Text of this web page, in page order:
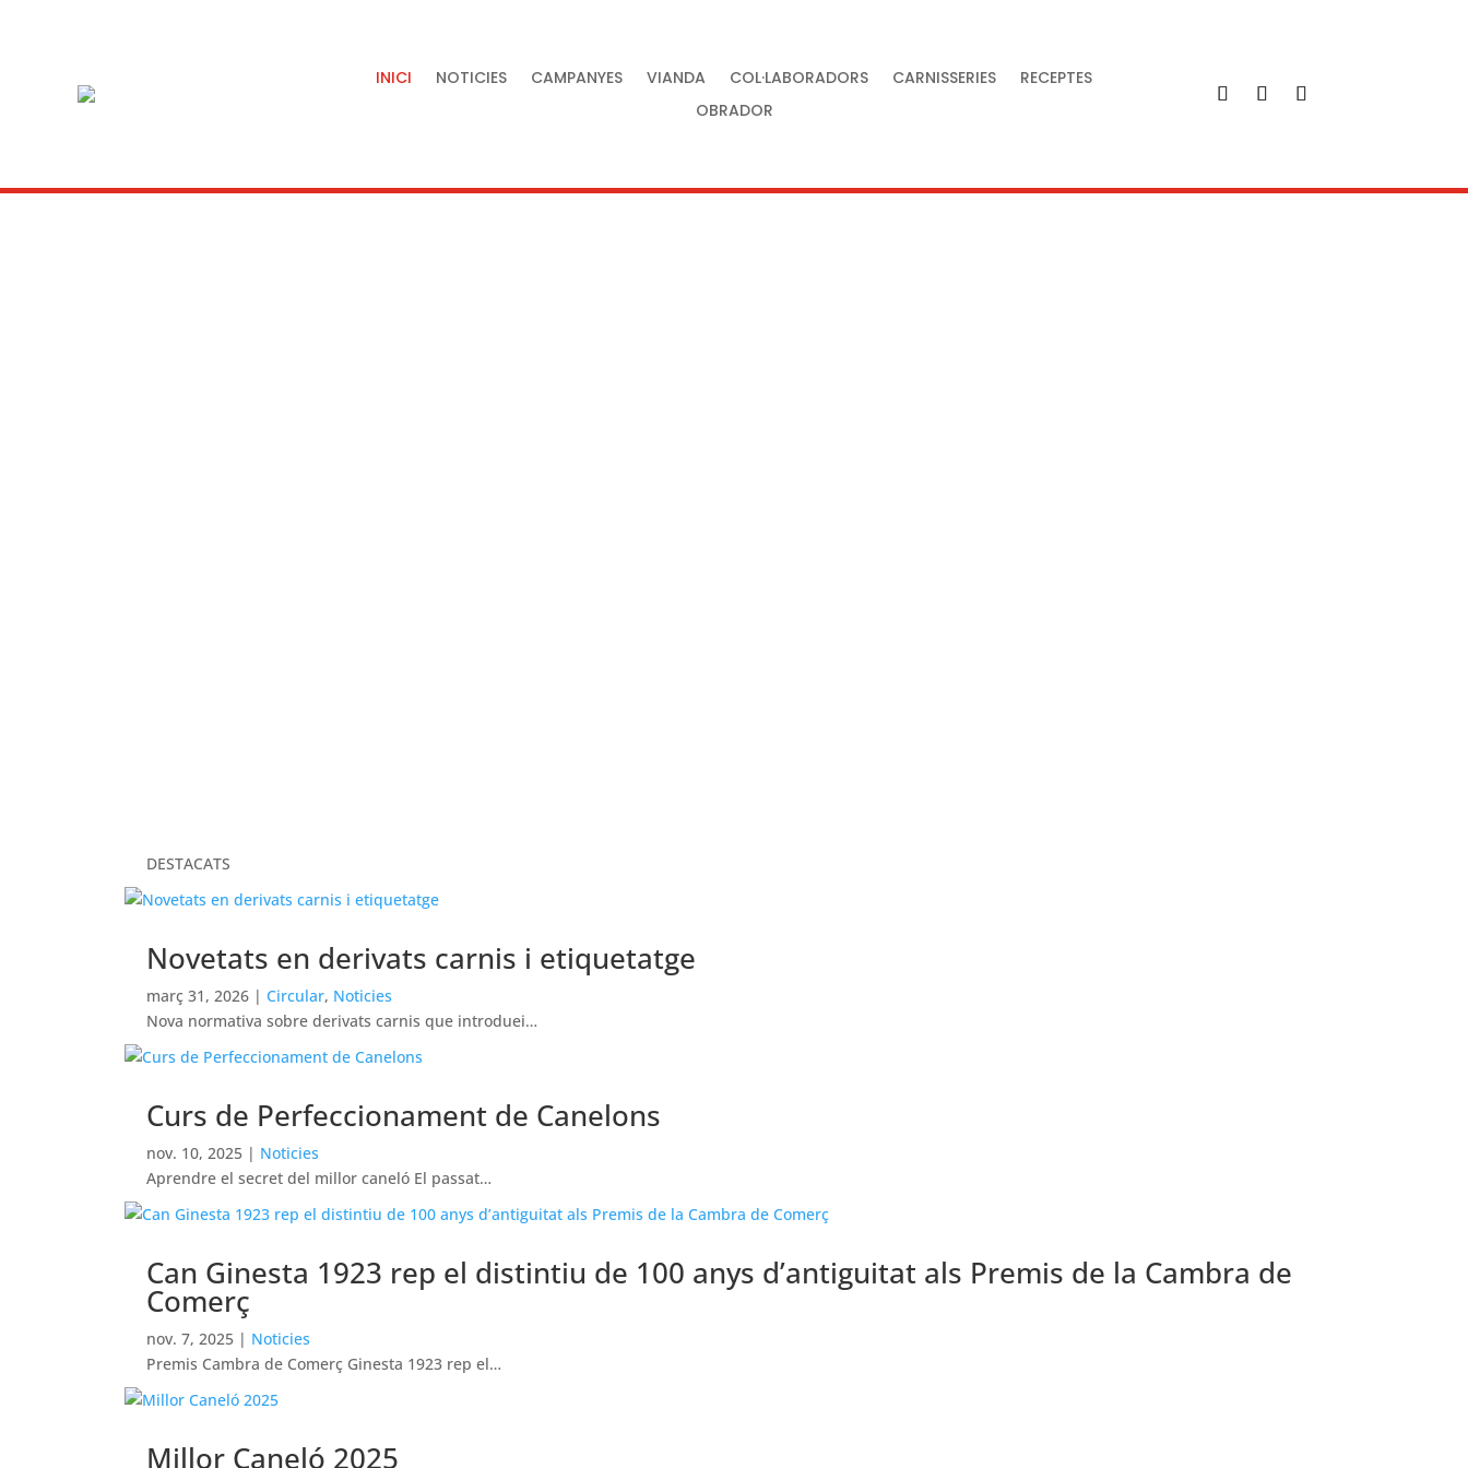
INICI NOTICIES CAMPANYES VIANDA COL·LABORADORS CARNISSERIES
RECEPTES
OBRADOR
DESTACATS
Novetats en derivats carnis i etiquetatge
març 31, 2026 |Circular, Noticies
Nova normativa sobre derivats carnis que introduei…
Curs de Perfeccionament de Canelons
nov. 10, 2025 | Noticies
Aprendre el secret del millor caneló El passat…
Can Ginesta 1923 rep el distintiu de 100 anys d’antiguitat als Premis de la Cambra de
Comerç
nov. 7, 2025 | Noticies
Premis Cambra de Comerç Ginesta 1923 rep el…
Millor Caneló 2025